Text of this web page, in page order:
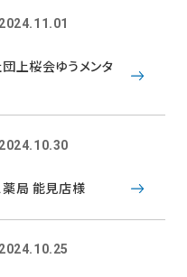
2024.11.01
団上桜会ゆうメンタ
2024.10.30
薬局 能見店様
2024.10.25